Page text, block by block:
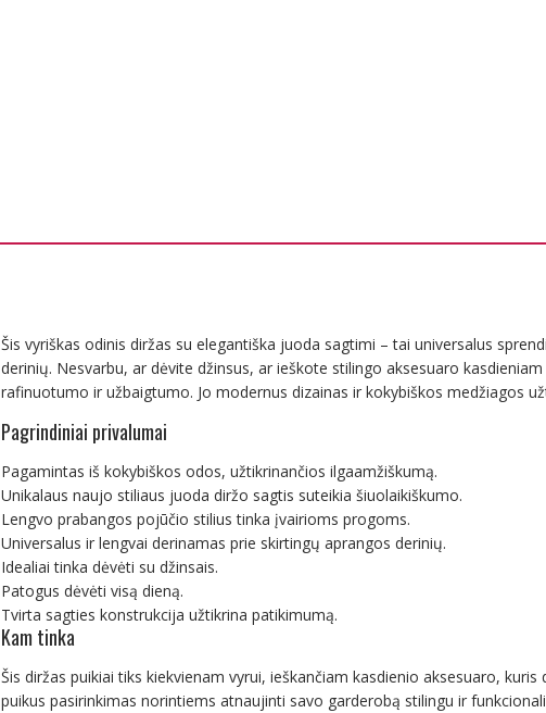
Šis vyriškas odinis diržas su elegantiška juoda sagtimi – tai universalus
derinių. Nesvarbu, ar dėvite džinsus, ar ieškote stilingo aksesuaro
rafinuotumo ir užbaigtumo. Jo modernus dizainas ir kokybiškos medžiagos
Pagrindiniai privalumai
Pagamintas iš kokybiškos odos, užtikrinančios ilgaamžiškumą.
Unikalaus naujo stiliaus juoda diržo sagtis suteikia šiuolaikiškumo.
Lengvo prabangos pojūčio stilius tinka įvairioms progoms.
Universalus ir lengvai derinamas prie skirtingų aprangos derinių.
Idealiai tinka dėvėti su džinsais.
Patogus dėvėti visą dieną.
Tvirta sagties konstrukcija užtikrina patikimumą.
Kam tinka
Šis diržas puikiai tiks kiekvienam vyrui, ieškančiam kasdienio aksesuaro,
puikus pasirinkimas norintiems atnaujinti savo garderobą stilingu ir